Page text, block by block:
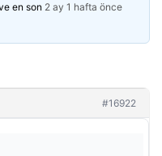
en son 2 ay 1 hafta önce
#16922